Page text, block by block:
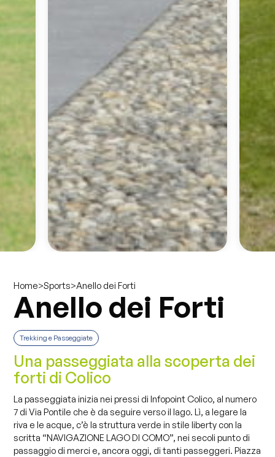
Home>Sports>Anello dei Forti
Anello dei Forti
Trekking e Passeggiate
Una passeggiata alla scoperta dei
forti di Colico
La passeggiata inizia nei pressi di Infopoint Colico, al numero
7 di Via Pontile che è da seguire verso il lago. Lì, a legare la
riva e le acque, c’è la struttura verde in stile liberty con la
scritta “NAVIGAZIONE LAGO DI COMO”, nei secoli punto di
passaggio di merci e, ancora oggi, di tanti passeggeri. Piazza